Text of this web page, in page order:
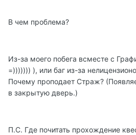
В чем проблема?
Из-за моего побега всместе с
=))))))) ), или баг из-за
Почему проподает Страж?
в закрытую дверь.)
П.С. Где почитать прохождение